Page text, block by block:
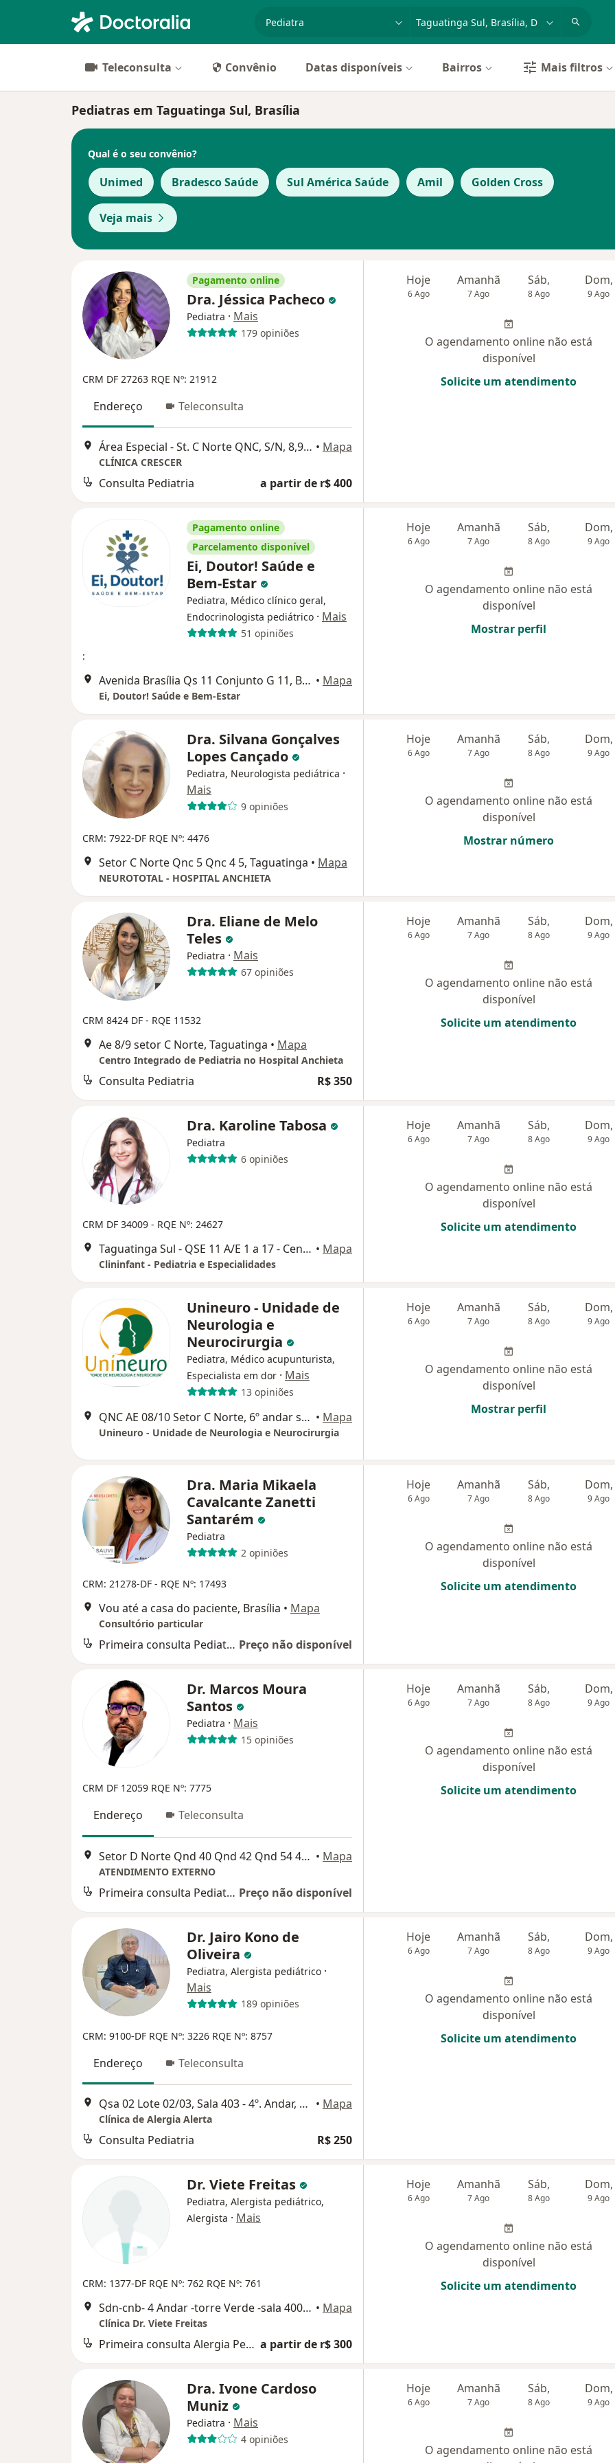
Teleconsulta Convênio Datas disponíveis Bairros Mais filtros
Pediatras em Taguatinga Sul, Brasília
Qual é o seu convênio?
Unimed Bradesco Saúde Sul América Saúde Amil Golden Cross
Veja mais
Pagamento online
Dra. Jéssica Pacheco
Pediatra · Mais
179 opiniões
CRM DF 27263 RQE Nº: 21912
Endereço Teleconsulta
Área Especial - St. C Norte QNC, S/N, 8,9 e 10 - Taguatinga A CLÍNICA CRESCER FICA NO 6° ANDAR DO HOSPITAL ANCHIETA - SALA 625 A 627, Taguatinga • Mapa
CLÍNICA CRESCER
Consulta Pediatria a partir de r$ 400
Hoje
6 Ago
Amanhã
7 Ago
Sáb,
8 Ago
Dom,
9 Ago
O agendamento online não está
disponível
Solicite um atendimento
Pagamento online
Parcelamento disponível
Ei, Doutor! Saúde e
Bem-Estar
Pediatra, Médico clínico geral,
Endocrinologista pediátrico · Mais
51 opiniões
:
Avenida Brasília Qs 11 Conjunto G 11, Brasília • Mapa
Ei, Doutor! Saúde e Bem-Estar
Hoje
6 Ago
Amanhã
7 Ago
Sáb,
8 Ago
Dom,
9 Ago
O agendamento online não está
disponível
Mostrar perfil
Dra. Silvana Gonçalves
Lopes Cançado
Pediatra, Neurologista pediátrica ·
Mais
9 opiniões
CRM: 7922-DF RQE Nº: 4476
Setor C Norte Qnc 5 Qnc 4 5, Taguatinga • Mapa
NEUROTOTAL - HOSPITAL ANCHIETA
Hoje
6 Ago
Amanhã
7 Ago
Sáb,
8 Ago
Dom,
9 Ago
O agendamento online não está
disponível
Mostrar número
Dra. Eliane de Melo
Teles
Pediatra · Mais
67 opiniões
CRM 8424 DF - RQE 11532
Ae 8/9 setor C Norte, Taguatinga • Mapa
Centro Integrado de Pediatria no Hospital Anchieta
Consulta Pediatria R$ 350
Hoje
6 Ago
Amanhã
7 Ago
Sáb,
8 Ago
Dom,
9 Ago
O agendamento online não está
disponível
Solicite um atendimento
Dra. Karoline Tabosa
Pediatra
6 opiniões
CRM DF 34009 - RQE Nº: 24627
Taguatinga Sul - QSE 11 A/E 1 a 17 - Centro Médico do Hospital Santa Marta, Brasília • Mapa
Clininfant - Pediatria e Especialidades
Hoje
6 Ago
Amanhã
7 Ago
Sáb,
8 Ago
Dom,
9 Ago
O agendamento online não está
disponível
Solicite um atendimento
Unineuro - Unidade de
Neurologia e
Neurocirurgia
Pediatra, Médico acupunturista,
Especialista em dor · Mais
13 opiniões
QNC AE 08/10 Setor C Norte, 6º andar sala 608 a 614 - Edifício Centro de Excelência Anchieta - Taguatinga Norte, Taguatinga • Mapa
Unineuro - Unidade de Neurologia e Neurocirurgia
Hoje
6 Ago
Amanhã
7 Ago
Sáb,
8 Ago
Dom,
9 Ago
O agendamento online não está
disponível
Mostrar perfil
Dra. Maria Mikaela
Cavalcante Zanetti
Santarém
Pediatra
2 opiniões
CRM: 21278-DF - RQE Nº: 17493
Vou até a casa do paciente, Brasília • Mapa
Consultório particular
Primeira consulta Pediatria Preço não disponível
Hoje
6 Ago
Amanhã
7 Ago
Sáb,
8 Ago
Dom,
9 Ago
O agendamento online não está
disponível
Solicite um atendimento
Dr. Marcos Moura
Santos
Pediatra · Mais
15 opiniões
CRM DF 12059 RQE Nº: 7775
Endereço Teleconsulta
Setor D Norte Qnd 40 Qnd 42 Qnd 54 40, Brasília • Mapa
ATENDIMENTO EXTERNO
Primeira consulta Pediatria Preço não disponível
Hoje
6 Ago
Amanhã
7 Ago
Sáb,
8 Ago
Dom,
9 Ago
O agendamento online não está
disponível
Solicite um atendimento
Dr. Jairo Kono de
Oliveira
Pediatra, Alergista pediátrico ·
Mais
189 opiniões
CRM: 9100-DF RQE Nº: 3226 RQE Nº: 8757
Endereço Teleconsulta
Qsa 02 Lote 02/03, Sala 403 - 4º. Andar, Setor A Sul, Taguatinga • Mapa
Clínica de Alergia Alerta
Consulta Pediatria R$ 250
Hoje
6 Ago
Amanhã
7 Ago
Sáb,
8 Ago
Dom,
9 Ago
O agendamento online não está
disponível
Solicite um atendimento
Dr. Viete Freitas
Pediatra, Alergista pediátrico,
Alergista · Mais
CRM: 1377-DF RQE Nº: 762 RQE Nº: 761
Sdn-cnb- 4 Andar -torre Verde -sala 4002, Brasília • Mapa
Clínica Dr. Viete Freitas
Primeira consulta Alergia Pediátrica a partir de r$ 300
Hoje
6 Ago
Amanhã
7 Ago
Sáb,
8 Ago
Dom,
9 Ago
O agendamento online não está
disponível
Solicite um atendimento
Dra. Ivone Cardoso
Muniz
Pediatra · Mais
4 opiniões
Hoje
6 Ago
Amanhã
7 Ago
Sáb,
8 Ago
Dom,
9 Ago
O agendamento online não está